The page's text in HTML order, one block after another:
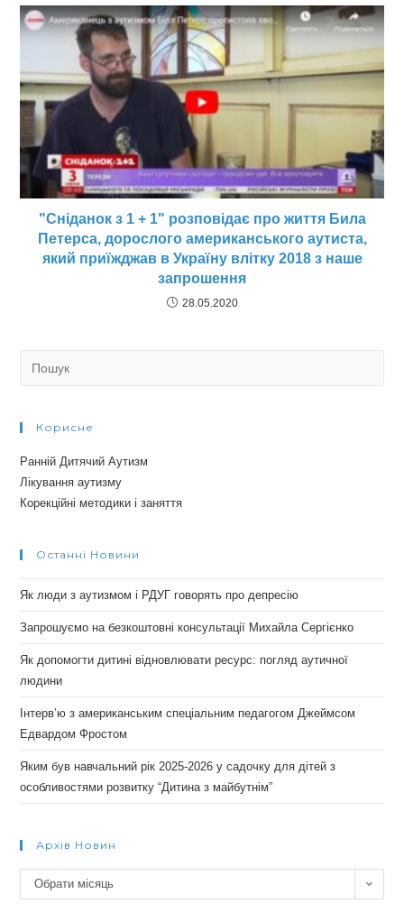
"Сніданок з 1 + 1" розповідає про життя Била
Петерса, дорослого американського аутиста,
який приїжджав в Україну влітку 2018 з наше
запрошення
28.05.2020
Корисне
Ранній Дитячий Аутизм
Лікування аутизму
Корекційні методики і заняття
Останні Новини
Як люди з аутизмом і РДУГ говорять про депресію
Запрошуємо на безкоштовні консультації Михайла Сергієнко
Як допомогти дитині відновлювати ресурс: погляд аутичної
людини
Інтерв’ю з американським спеціальним педагогом Джеймсом
Едвардом Фростом
Яким був навчальний рік 2025-2026 у садочку для дітей з
особливостями розвитку “Дитина з майбутнім”
Архів Новин
Архів
новин
Обрати місяць